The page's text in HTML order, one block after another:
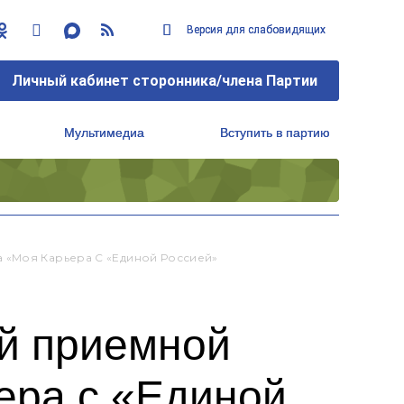
Версия для слабовидящих
Личный кабинет сторонника/члена Партии
Мультимедиа Вступить в партию
Карьера С «Единой Россией»
приемной
Версия для слабовидящих
Личный кабинет сторонника/члена Партии
Мультимедиа Вступить в партию